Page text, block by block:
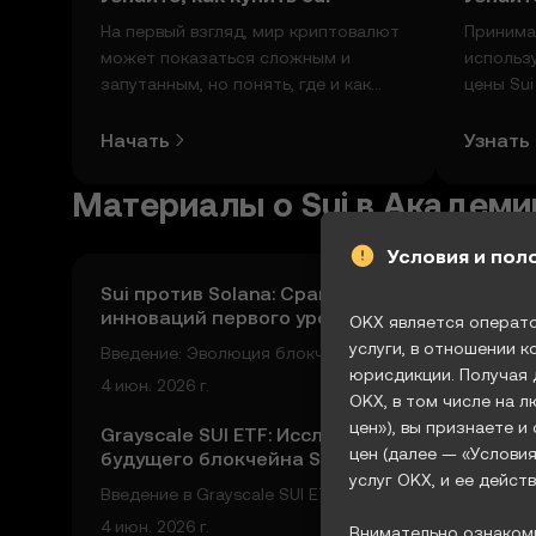
На первый взгляд, мир криптовалют
может показаться сложным и
запутанным, но понять, где и как
так сложно. Начните исследовать
приложении OKX или прямо здесь,
на сайте.
Начать
цены
Узнать
Материалы о Sui в
Sui против Solana: Сравнение
инноваций первого уровня,
рыночных трендов и новых
решений DeFi
Введение: Эволюция блокчейнов перв
ого уровня Блокчейны первого уровня
являются основой криптовалютной э
косистемы, обеспечивая работу деце
нтрализованных приложений (dApps),
смарт-контрактов и инновацио
4 июн. 2026 г.
Grayscale SUI ETF: Исследование
будущего блокчейна Sui и
институционального принятия
Введение в Grayscale SUI ETF и его зна
чение Grayscale SUI ETF стал ключево
4 июн. 2026 г.
Условия и
OKX является
услуги, в отношении
юрисдикции. Получая
OKX, в том числе на
цен»), вы признаете
цен (далее —
услуг OKX, и ее